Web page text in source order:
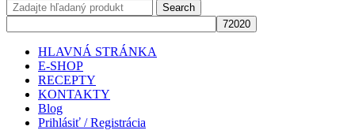
Search
HLAVNÁ STRÁNKA
E-SHOP
RECEPTY
KONTAKTY
Blog
Prihlásiť / Registrácia